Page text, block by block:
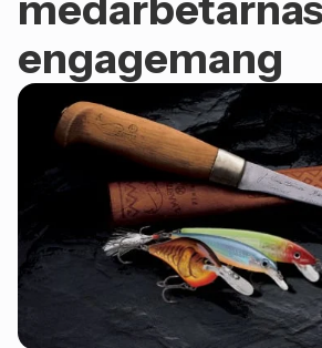
engagemang